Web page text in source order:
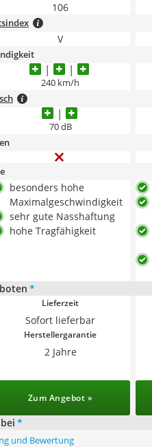
106
V
240 km/h
70 dB
besonders hohe
Maximalgeschwindigkeit
sehr gute Nasshaftung
hohe Tragfähigkeit
*
Lieferzeit
Sofort lieferbar
Herstellergarantie
2 Jahre
Zum Angebot »
*
und Bewertung